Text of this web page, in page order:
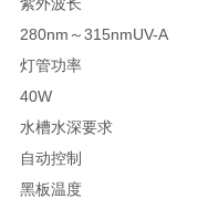
280nm～315nmUV-A
灯管功率
40W
水槽水深要求
自动控制
黑板温度